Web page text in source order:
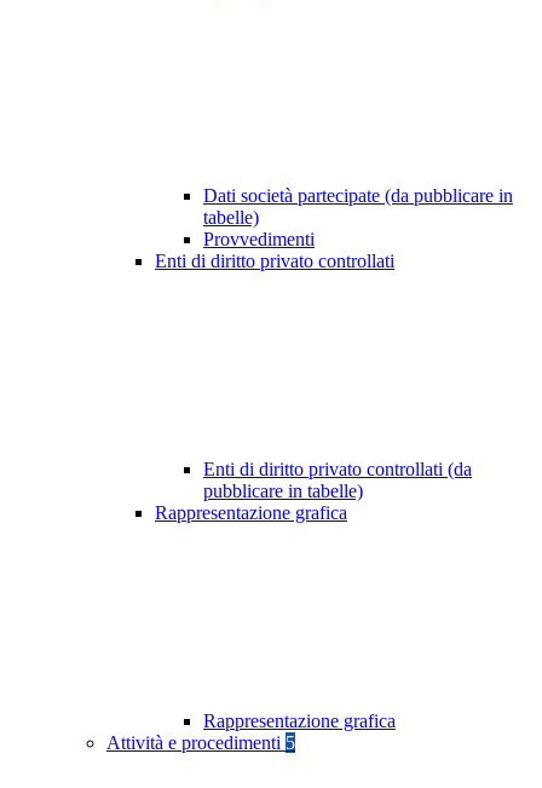
Dati società partecipate (da pubblicare in
tabelle)
Provvedimenti
Enti di diritto privato controllati
Enti di diritto privato controllati (da
pubblicare in tabelle)
Rappresentazione grafica
Rappresentazione grafica
Attività e procedimenti 5